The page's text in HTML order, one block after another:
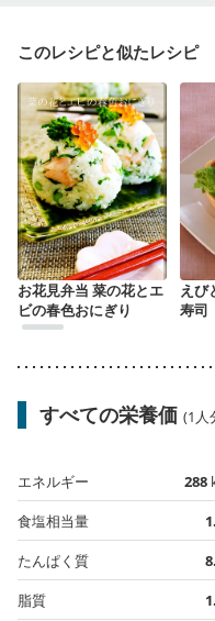
このレシピと似たレシピ
お花見弁当 菜の花とエ
ビの春色おにぎり
えび
寿司
すべての栄養価 (1人
エネルギー 288
食塩相当量
たんぱく質
脂質